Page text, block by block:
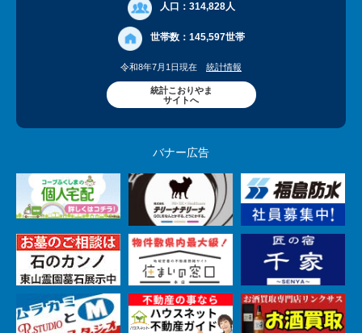
人口： 314,828人
世帯数： 145,597世帯
令和8年7月1日現在 統計情報
統計こおりやま
サイトへ
バナー広告